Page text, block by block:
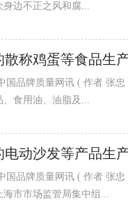
边不正之风和腐...
称鸡蛋等食品生
督管理局组织抽检乳制品、餐饮食品、食用农
食用油、油脂及...
动沙发等产品生
网站消息，针对消费者投诉、举报集中及质量
市市场监管局集中组...